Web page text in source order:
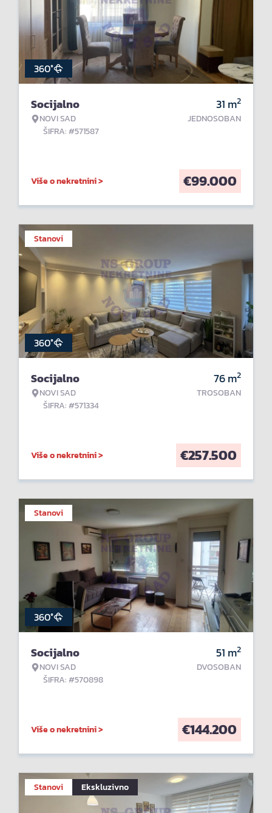
360°
Socijalno
NOVI SAD
ŠIFRA: #571587
31 m2
JEDNOSOBAN
Više o nekretnini > €99.000
Stanovi
360°
Socijalno
NOVI SAD
ŠIFRA: #571334
76m2
TROSOBAN
Više o nekretnini > €257.500
Stanovi
360°
Socijalno
NOVI SAD
ŠIFRA: #570898
51 m2
DVOSOBAN
Više o nekretnini > €144.200
Stanovi Ekskluzivno